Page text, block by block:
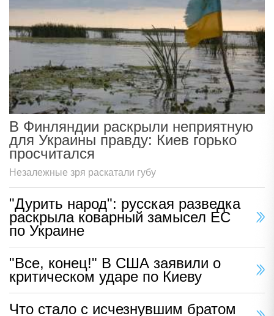
В Финляндии раскрыли неприятную
для Украины правду: Киев горько
просчитался
Незалежные зря раскатали губу
"Дурить народ": русская разведка
раскрыла коварный замысел ЕС
по Украине
"Все, конец!" В США заявили о
критическом ударе по Киеву
Что стало с исчезнувшим братом